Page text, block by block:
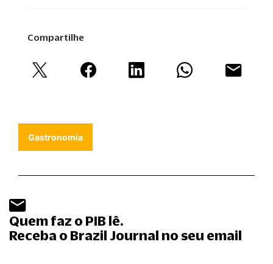
Compartilhe
Gastronomia
Quem faz o PIB lê.
Receba o Brazil Journal no seu email